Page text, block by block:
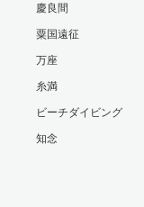
慶良間
粟国遠征
万座
糸満
ビーチダイビング
知念